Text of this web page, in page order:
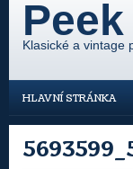
Klasické a vintage
HLAVNÍ STRÁNKA